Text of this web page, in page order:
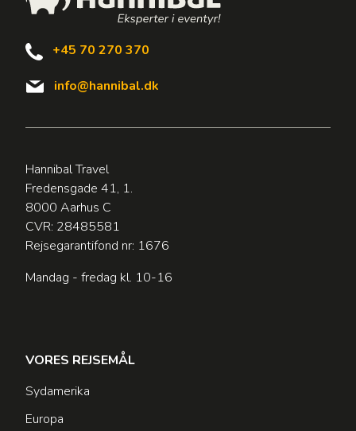
+45 70 270 370
info@hannibal.dk
Hannibal Travel
Fredensgade 41, 1.
8000 Aarhus C
CVR: 28485581
Rejsegarantifond nr: 1676
Mandag - fredag kl. 10-16
VORES REJSEMÅL
Sydamerika
Europa